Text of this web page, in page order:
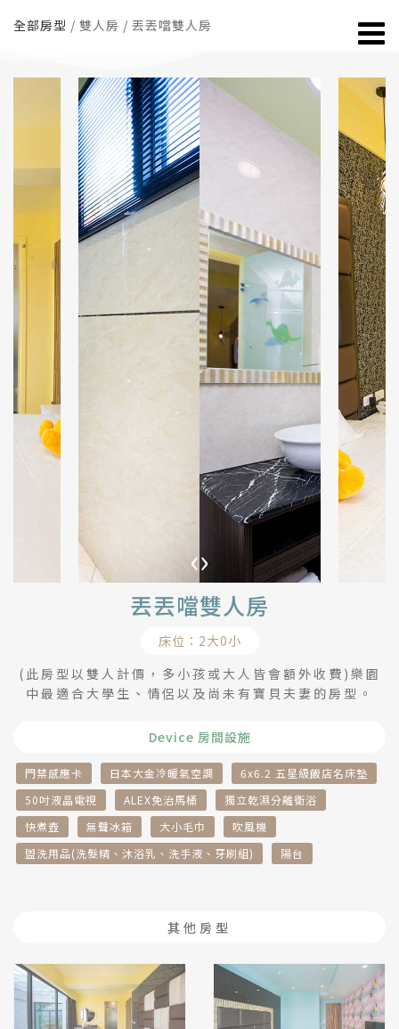
全部房型 / 雙人房 / 丟丟噹雙人房
‹›
丟丟噹雙人房
床位：2大0小
(此房型以雙人計價，多小孩或大人皆會額外收費)樂園
中最適合大學生、情侶以及尚未有寶貝夫妻的房型。
Device 房間設施
門禁感應卡 日本大金冷暖氣空調
6x6.2 五星級飯店名床墊
50吋液晶電視
ALEX免治馬桶
獨立乾濕分離衛浴
快煮壺
無聲冰箱 大小毛巾
吹風機
盥洗用品(洗髮精、沐浴乳、洗手液、牙刷組)
陽台
其他房型